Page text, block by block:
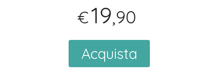
€19,90
Acquista